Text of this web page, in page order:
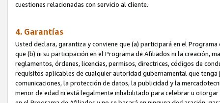
cuestiones relacionadas con servicio al cliente.
4. Garantías
Usted declara, garantiza y conviene que (a) participará en el
que (b) ni su participación en el Programa de Afiliados ni la creación,
reglamentos, órdenes, licencias, permisos, directrices, códigos de
requisitos aplicables de cualquier autoridad gubernamental que
comunicaciones, la protección de datos, la publicidad y la
menor de edad ni está legalmente inhabilitado para celebrar u